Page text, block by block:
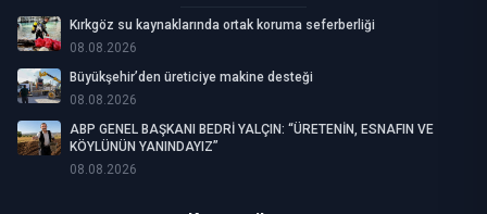
Kırkgöz su kaynaklarında ortak koruma seferberliği
08.08.2026
Büyükşehir’den üreticiye makine desteği
08.08.2026
ABP GENEL BAŞKANI BEDRİ YALÇIN: “ÜRETENİN, ESNAFIN VE
KÖYLÜNÜN YANINDAYIZ”
08.08.2026